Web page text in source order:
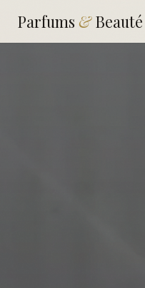
Parfums &Beauté